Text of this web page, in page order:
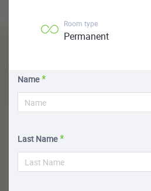
Room type
Permanent
Name
Last Name